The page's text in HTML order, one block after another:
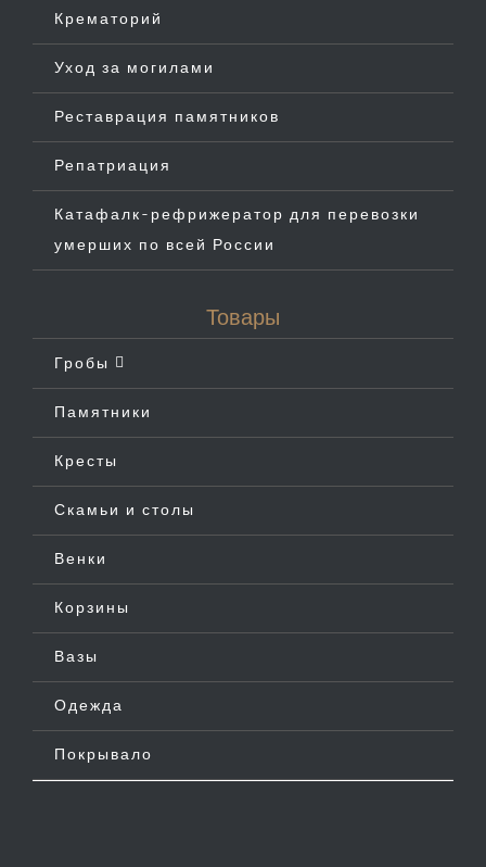
Крематорий
Уход за могилами
Реставрация памятников
Репатриация
Катафалк-рефрижератор для перевозки
умерших по всей России
Товары
Гробы
Памятники
Кресты
Скамьи и столы
Венки
Корзины
Вазы
Одежда
Покрывало